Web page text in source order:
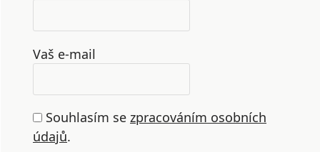
Vaš e-mail
Souhlasím se zpracováním osobních
údajů.